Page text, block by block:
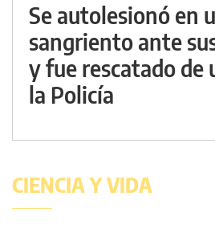
Se autolesionó en
sangriento ante
y fue rescatado de
la Policía
CIENCIA Y VIDA